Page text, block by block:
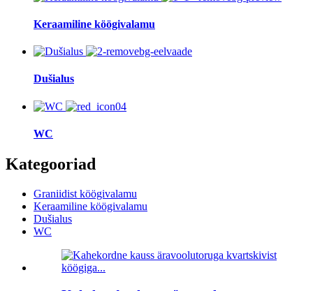
Keraamiline köögivalamu
Dušialus
WC
Kategooriad
Graniidist köögivalamu
Keraamiline köögivalamu
Dušialus
WC